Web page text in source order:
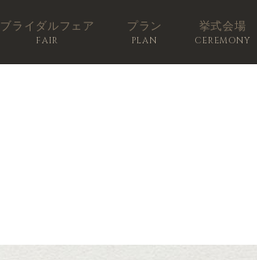
ブライダルフェア
FAIR
プラン
PLAN
挙式会場
CEREMONY